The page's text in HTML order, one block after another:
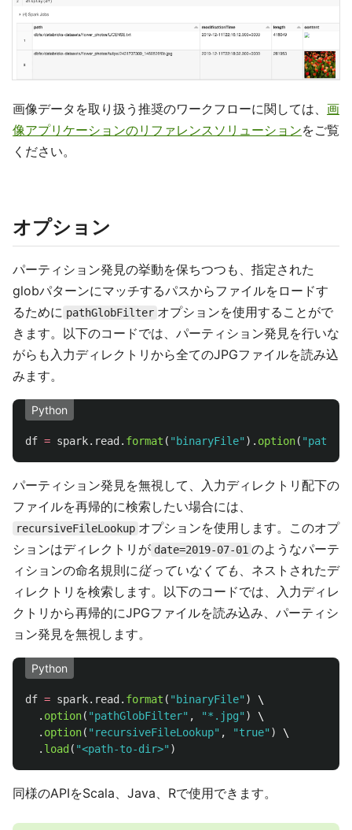
画像データを取り扱う推奨のワークフローに関しては、 画
像アプリケーションのリファレンスソリューションをご覧
ください。
オプション
パーティション発見の挙動を保ちつつも、指定された
globパターンにマッチするパスからファイルをロードす
るために pathGlobFilter オプションを使用することがで
きます。以下のコードでは、パーティション発見を行いな
がらも入力ディレクトリから全てのJPGファイルを読み込
みます。
Python
df = spark. read . format ( " binaryFile" ). option( "
パーティション発見を無視して、入力ディレクトリ配下の
ファイルを再帰的に検索したい場合には、
recursiveFileLookup オプションを使用します。このオプ
ションはディレクトリが date=2019-07-01 のようなパーテ
ィションの命名規則に従っていなくても 、ネストされたデ
ィレクトリを検索します。以下のコードでは、入力ディレ
クトリから再帰的にJPGファイルを読み込み、パーティシ
ョン発見を無視します。
Python
df = spark. read . format ( " binaryFile" )
\
. option( "pathGlobFilter" , "*.jpg" )
\
. option( " recursiveFileLookup" , "true" )
\
. load ( "<path-to-dir>" )
同様のAPIをScala、Java、Rで使用できます。